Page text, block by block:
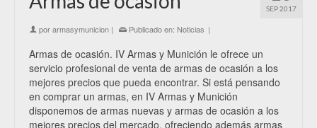
SEP 2017
porarmasymunicion | Publicado en: Noticias |
Armas de ocasión. IV Armas y Munición le ofrece un
servicio profesional de venta de armas de ocasión a los
mejores precios que pueda encontrar. Si está pensando
en comprar un armas, en IV Armas y Munición
disponemos de armas nuevas y armas de ocasión a los
mejores precios del mercado, ofreciendo además armas